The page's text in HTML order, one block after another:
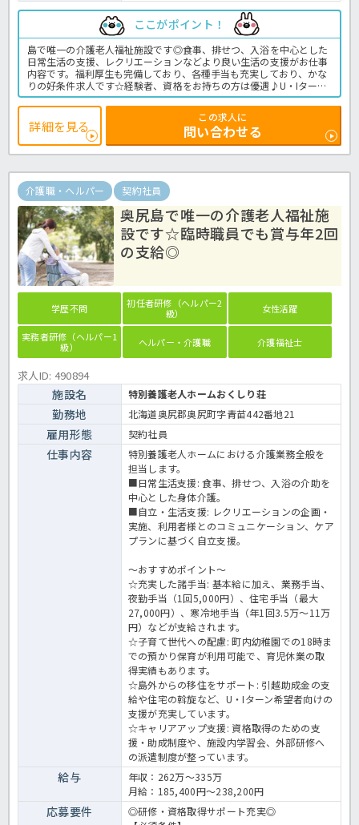
ここがポイント！
島で唯一の介護老人福祉施設です◎食事、排せつ、入浴を中心とした
日常生活の支援、レクリエーションなどより良い生活の支援がお仕事
内容です。福利厚生も完備しており、各種手当も充実しており、かな
りの好条件求人です☆経験者、資格をお持ちの方は優遇♪U・Iターン
就職希望の方も歓迎しております！！3歳児より町内幼稚園入園可
能、幼稚園にて預かり保育18時まで利用できます（有料）ので、子育
て世代の方も働きやすい環境です☆特別養護老人ホームでの介護業務
全般です。
＜介護職 正職員 特別養護老人ホームの求人＞
詳細を見る
この求人に
問い合わせる
介護職・ヘルパー 契約社員
奥尻島で唯一の介護老人福祉施
設です☆臨時職員でも賞与年2回
の支給◎
学歴不問
初任者研修（ヘルパー2
級）
女性活躍
実務者研修（ヘルパー1
級）
ヘルパー・介護職 介護福祉士
求人ID: 490894
施設名 特別養護老人ホームおくしり荘
勤務地 北海道奥尻郡奥尻町字青苗442番地21
雇用形態 契約社員
仕事内容
特別養護老人ホームにおける介護業務全般を
担当します。
■日常生活支援: 食事、排せつ、入浴の介助を
中心とした身体介護。
■自立・生活支援: レクリエーションの企画・
実施、利用者様とのコミュニケーション、ケア
プランに基づく自立支援。
～おすすめポイント～
☆充実した諸手当: 基本給に加え、業務手当、
夜勤手当（1回5,000円）、住宅手当（最大
27,000円）、寒冷地手当（年1回3.5万〜11万
円）などが支給されます。
☆子育て世代への配慮: 町内幼稚園での18時ま
での預かり保育が利用可能で、育児休業の取
得実績もあります。
☆島外からの移住をサポート: 引越助成金の支
給や住宅の斡旋など、U・Iターン希望者向けの
支援が充実しています。
☆キャリアアップ支援: 資格取得のための支
援・助成制度や、施設内学習会、外部研修へ
の派遣制度が整っています。
給与
年収：262万～335万
月給：185,400円～238,200円
応募要件
◎研修・資格取得サポート充実◎